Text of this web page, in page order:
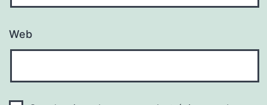
Web